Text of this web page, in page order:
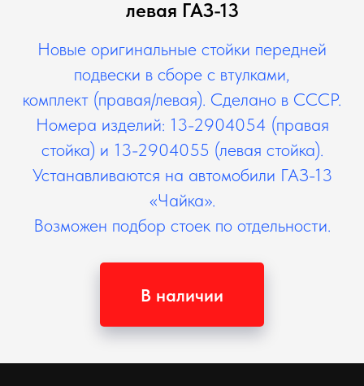
левая ГАЗ-13
Новые оригинальные стойки передней
подвески в сборе с втулками,
комплект (правая/левая). Сделано в СССР.
Номера изделий: 13-2904054 (правая
стойка) и 13-2904055 (левая стойка).
Устанавливаются на автомобили ГАЗ-13
«Чайка».
Возможен подбор стоек по отдельности.
В наличии